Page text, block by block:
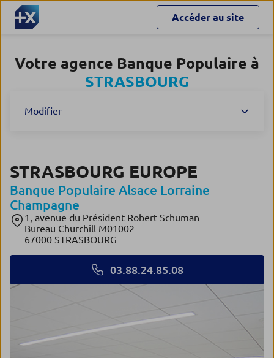
Accéder au site
Votre agence Banque Populaire à
STRASBOURG
Modifier
STRASBOURG EUROPE
Banque Populaire Alsace Lorraine
Champagne
1, avenue du Président Robert Schuman
Bureau Churchill M01002
67000 STRASBOURG
03.88.24.85.08